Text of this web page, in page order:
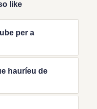
like
per a
hauríeu de